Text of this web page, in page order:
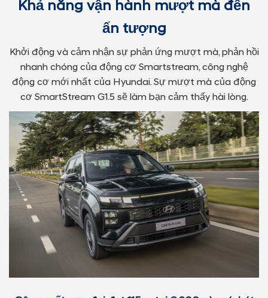
Khả năng vận hành mượt mà đến
ấn tượng
Khởi động và cảm nhận sự phản ứng mượt mà, phản hồi
nhanh chóng của động cơ Smartstream, công nghệ
động cơ mới nhất của Hyundai. Sự mượt mà của động
cơ SmartStream G1.5 sẽ làm bạn cảm thấy hài lòng.